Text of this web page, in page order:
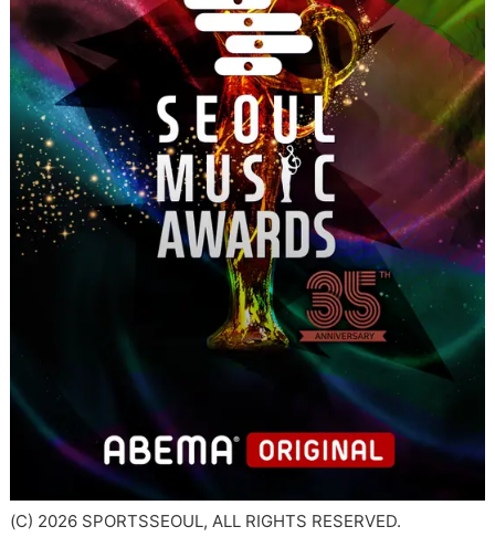
(C) 2026 SPORTSSEOUL, ALL RIGHTS RESERVED.